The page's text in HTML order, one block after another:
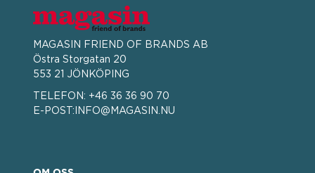
MAGASIN FRIEND OF BRANDS AB
Östra Storgatan 20
553 21 JÖNKÖPING
TELEFON: +46 36 36 90 70
E-POST: INFO@MAGASIN.NU